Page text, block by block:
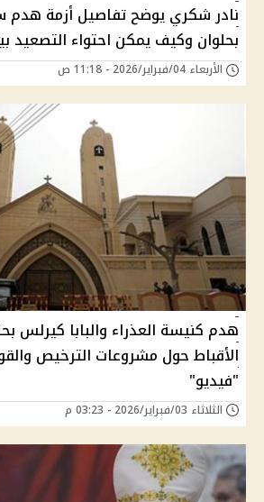
نادر شكري يوضح تفاصيل أزمة
بحلوان وكيف يمكن احتواء التصعيد
الأربعاء 04/فبراير/2026 - 11:18 ص
هدم كنيسة العذراء والبابا كيرلس
الأقباط حول مشروعات الترخيص
"فيديو"
الثلاثاء 03/فبراير/2026 - 03:23 م